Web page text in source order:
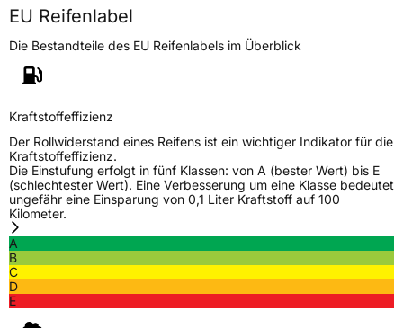
EU Reifenlabel
Die Bestandteile des EU Reifenlabels im Überblick
Kraftstoffeffizienz
Der Rollwiderstand eines Reifens ist ein wichtiger Indikator für die
Kraftstoffeffizienz.
Die Einstufung erfolgt in fünf Klassen: von A (bester Wert) bis E
(schlechtester Wert). Eine Verbesserung um eine Klasse bedeutet
ungefähr eine Einsparung von 0,1 Liter Kraftstoff auf 100
Kilometer.
A
B
C
D
E